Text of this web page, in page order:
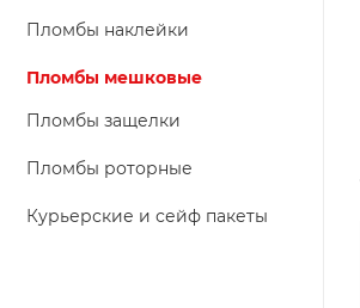
Пломбы наклейки
Пломбы мешковые
Пломбы защелки
Пломбы роторные
Курьерские и сейф пакеты